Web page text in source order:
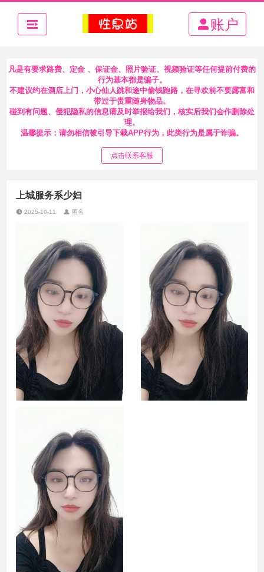
账户
凡是有要求路费、定金 、保证金、照片验证、视频验证等任何提前付费的
行为基本都是骗子。
不建议约在酒店上门，小心仙人跳和途中偷钱跑路，在寻欢前不要露富和
带过于贵重随身物品。
碰到有问题、侵犯隐私的信息请及时举报给我们，核实后我们会作删除处
理。
温馨提示：请勿相信被引导下载APP行为，此类行为是属于诈骗。
点击联系客服
上城服务系少妇
2025-10-11 匿名